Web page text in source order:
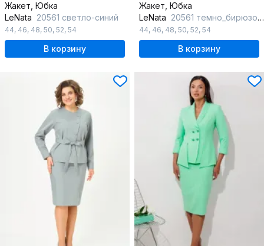
Жакет, Юбка
LeNata 20561 светло-синий
44, 46, 48, 50, 52, 54
В корзину
Жакет, Юбка
LeNata 20561 темно_бирюзовый
44, 46, 48, 50, 52, 54
В корзину